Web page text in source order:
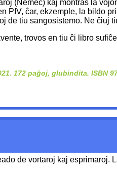
(Němec) kaj montras la
ĉar, ekzemple, la bildo
de tiu sangosistemo. Ne ĉiuj
trovos en tiu ĉi libro
172 paĝoj, glubindita. ISBN
de vortaroj kaj esprimaroj.